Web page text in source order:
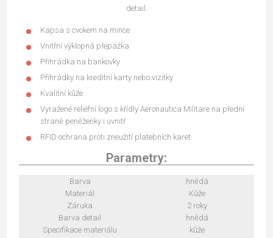
detail.
Kapsa s cvokem na mince
Vnitřní výklopná přepážka
Přihrádka na bankovky
Přihrádky na kreditní karty nebo vizitky
Kvalitní kůže
Vyražené reliéfní logo s křídly Aeronautica Militare na přední
straně peněženky i uvnitř
RFID ochrana proti zneužití platebních karet
Parametry:
Barva
hnědá
Materiál
Kůže
Záruka
2 roky
Barva detail
hnědá
Specifikace materiálu
kůže